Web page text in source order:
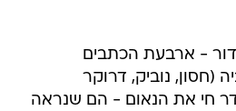
- ארבעת הכתבים
(חסון, נוביק, דרוקר
חי את הנאום - הם שנראה